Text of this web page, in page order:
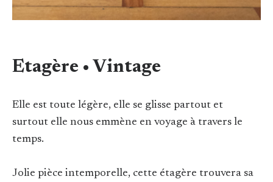
Etagère • Vintage
Elle est toute légère, elle se glisse partout et
surtout elle nous emmène en voyage à travers le
temps.
Jolie pièce intemporelle, cette étagère trouvera sa